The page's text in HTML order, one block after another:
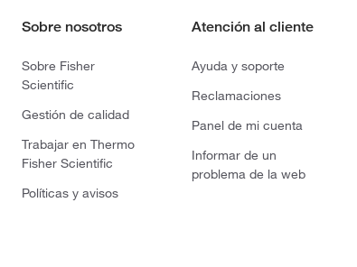
Sobre nosotros
Sobre Fisher
Scientific
Gestión de calidad
Trabajar en Thermo
Fisher Scientific
Políticas y avisos
Atención al cliente
Ayuda y soporte
Reclamaciones
Panel de mi cuenta
Informar de un
problema de la web